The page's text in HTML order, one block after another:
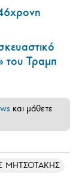
του Τραμπ
και μάθετε
ΜΗΤΣΟΤΑΚΗΣ